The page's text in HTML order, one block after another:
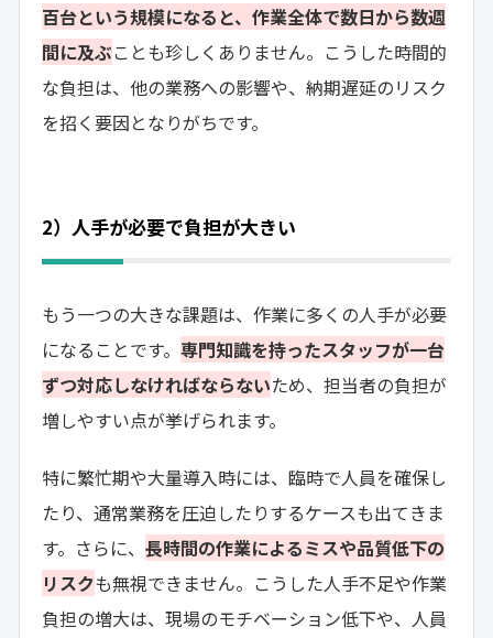
百台という規模になると、作業全体で数日から数週
間に及ぶことも珍しくありません。こうした時間的
な負担は、他の業務への影響や、納期遅延のリスク
を招く要因となりがちです。
2）人手が必要で負担が大きい
もう一つの大きな課題は、作業に多くの人手が必要
になることです。 専門知識を持ったスタッフが一台
ずつ対応しなければならないため、担当者の負担が
増しやすい点が挙げられます。
特に繁忙期や大量導入時には、臨時で人員を確保し
たり、通常業務を圧迫したりするケースも出てきま
す。さらに、 長時間の作業によるミスや品質低下の
リスクも無視できません。こうした人手不足や作業
負担の増大は、現場のモチベーション低下や、人員